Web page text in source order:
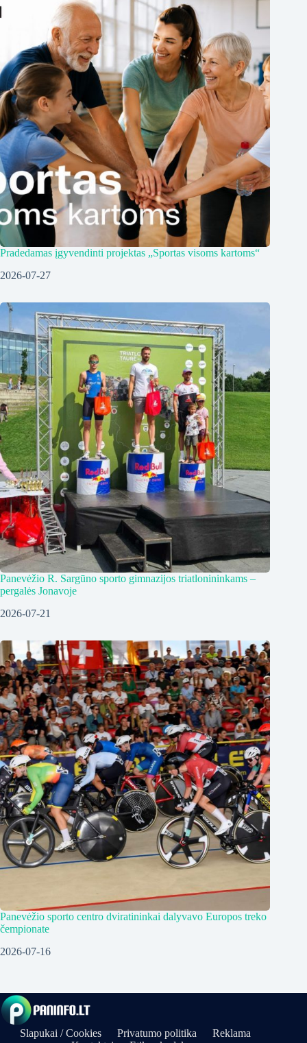
Pradedamas įgyvendinti projektas „Sportas visoms kartoms“
2026-07-27
Panevėžio R. Sargūno sporto gimnazijos triatlonininkams –
pergalės Jonavoje
2026-07-21
Panevėžio sporto centro dviratininkai dalyvavo Europos treko
čempionate
2026-07-16
Slapukai / Cookies Privatumo politika
Reklama